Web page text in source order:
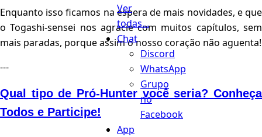
Ver
todas...
Chat
Discord
WhatsApp
Grupo
no
Facebook
App
Enquanto isso ficamos na espera de mais novidades, e que
o Togashi-sensei nos agracie com muitos capítulos, sem
mais paradas, porque assim o nosso coração não aguenta!
---
Qual tipo de Pró-Hunter você seria? Conheça
Todos e Participe!